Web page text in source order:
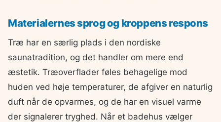
Materialernes sprog og kroppens respons
Træ har en særlig plads i den nordiske
saunatradition, og det handler om mere end
æstetik. Træoverflader føles behagelige mod
huden ved høje temperaturer, de afgiver en naturlig
duft når de opvarmes, og de har en visuel varme
der signalerer tryghed. Når et badehus vælger